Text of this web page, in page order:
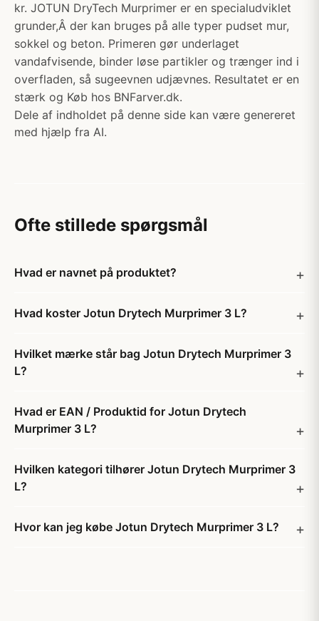
kr. JOTUN DryTech Murprimer er en specialudviklet
grunder,Â der kan bruges på alle typer pudset mur,
sokkel og beton. Primeren gør underlaget
vandafvisende, binder løse partikler og trænger ind i
overfladen, så sugeevnen udjævnes. Resultatet er en
stærk og Køb hos BNFarver.dk.
Dele af indholdet på denne side kan være genereret
med hjælp fra AI.
Ofte stillede spørgsmål
Hvad er navnet på produktet?
Hvad koster Jotun Drytech Murprimer 3 L?
Hvilket mærke står bag Jotun Drytech Murprimer 3
L?
Hvad er EAN / Produktid for Jotun Drytech
Murprimer 3 L?
Hvilken kategori tilhører Jotun Drytech Murprimer 3
L?
Hvor kan jeg købe Jotun Drytech Murprimer 3 L?